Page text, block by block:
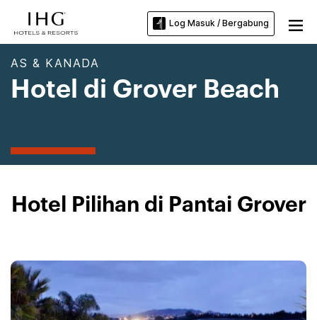
Log Masuk / Bergabung
AS & KANADA
Hotel di Grover Beach
Hotel Pilihan di Pantai Grover